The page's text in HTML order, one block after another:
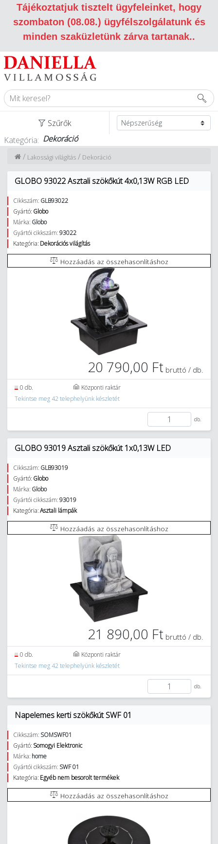
Tájékoztatjuk tisztelt ügyfeleinket, hogy
szombaton (08.08.) ügyfélszolgálatunk és
minden szaküzletünk zárva tartanak..
Szűrők
Kategória: Dekoráció
Dekoráció
/
Lakossági világítás
/
GLOBO 93022 Asztali szökőkút 4x0,13W RGB LED
Cikkszám: GLB93022
Gyártó: Globo
Márka: Globo
Gyártói cikkszám:93022
Kategória: Dekorációs világítás
Hozzáadás az összehasonlításhoz
20 790,00 Ft bruttó / db.
0 db.
Központi raktár
Tekintse meg 42 telephelyünk készletét
db.
GLOBO 93019 Asztali szökőkút 1x0,13W LED
Cikkszám: GLB93019
Gyártó: Globo
Márka: Globo
Gyártói cikkszám:93019
Kategória:Asztali lámpák
Hozzáadás az összehasonlításhoz
21 890,00 Ft bruttó / db.
0 db.
Központi raktár
Tekintse meg 42 telephelyünk készletét
db.
Napelemes kerti szökőkút SWF 01
Cikkszám: SOMSWF01
Gyártó: Somogyi Elektronic
Márka: home
Gyártói cikkszám: SWF 01
Kategória: Egyéb nem besorolt termékek
Hozzáadás az összehasonlításhoz